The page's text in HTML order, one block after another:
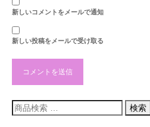
お彼岸
お盆
地蔵盆
お知らせ
新しいコメントをメールで通知
新しい投稿をメールで受け取る
検
索
検索